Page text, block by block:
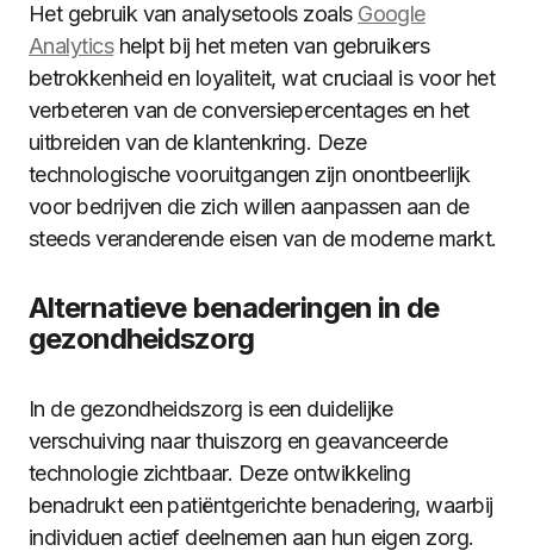
Het gebruik van analysetools zoals Google
Analyticshelpt bij het meten van gebruikers
betrokkenheid en loyaliteit, wat cruciaal is voor het
verbeteren van de conversiepercentages en het
uitbreiden van de klantenkring. Deze
technologische vooruitgangen zijn onontbeerlijk
voor bedrijven die zich willen aanpassen aan de
steeds veranderende eisen van de moderne markt.
Alternatieve benaderingen in de
gezondheidszorg
In de gezondheidszorg is een duidelijke
verschuiving naar thuiszorg en geavanceerde
technologie zichtbaar. Deze ontwikkeling
benadrukt een patiëntgerichte benadering, waarbij
individuen actief deelnemen aan hun eigen zorg.